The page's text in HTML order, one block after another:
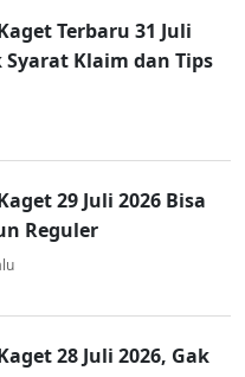
Terbaru 31 Juli
Syarat Klaim dan Tips
29 Juli 2026 Bisa
Reguler
28 Juli 2026, Gak